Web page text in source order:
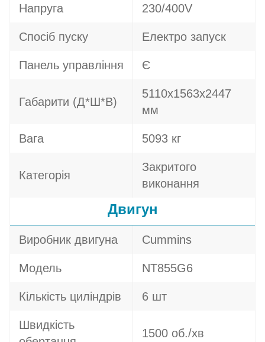
Напруга 230/400V
Спосіб пуску Електро запуск
Панель управління Є
Габарити (Д*Ш*В)
5110x1563x2447
мм
Вага 5093 кг
Категорія
Закритого
виконання
Двигун
Виробник двигуна Cummins
Модель NT855G6
Кількість циліндрів 6 шт
Швидкість
1500 об./хв